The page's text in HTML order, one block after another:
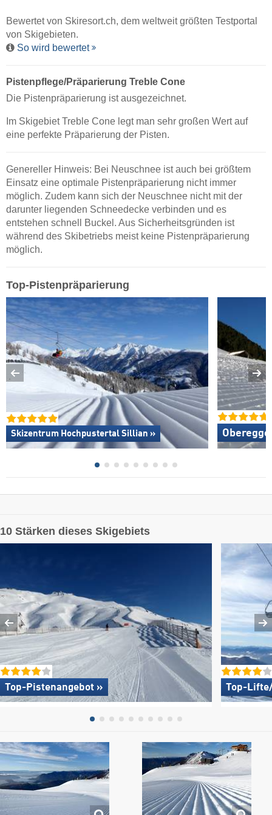
Bewertet von Skiresort.ch, dem weltweit größten Testportal
von Skigebieten.
So wird bewertet
Pistenpflege/Präparierung Treble Cone
Die Pistenpräparierung ist ausgezeichnet.
Im Skigebiet Treble Cone legt man sehr großen Wert auf
eine perfekte Präparierung der Pisten.
Genereller Hinweis: Bei Neuschnee ist auch bei größtem
Einsatz eine optimale Pistenpräparierung nicht immer
möglich. Zudem kann sich der Neuschnee nicht mit der
darunter liegenden Schneedecke verbinden und es
entstehen schnell Buckel. Aus Sicherheitsgründen ist
während des Skibetriebs meist keine Pistenpräparierung
möglich.
Top-Pistenpräparierung
Skizentrum Hochpustertal Sillian »
10 Stärken dieses Skigebiets
Top-Pistenangebot » Top-